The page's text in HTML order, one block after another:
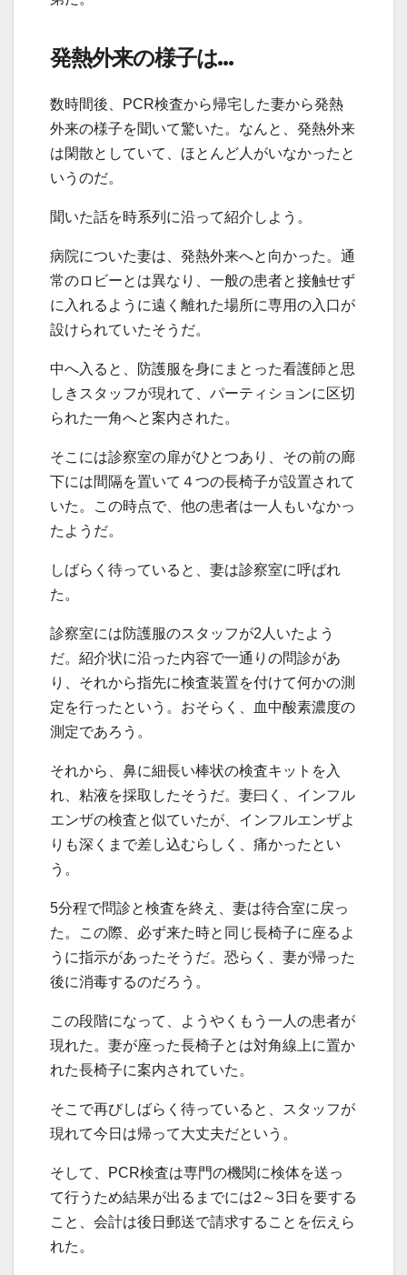
発熱外来の様子は…
数時間後、PCR検査から帰宅した妻から発熱
外来の様子を聞いて驚いた。なんと、発熱外来
は閑散としていて、ほとんど人がいなかったと
いうのだ。
聞いた話を時系列に沿って紹介しよう。
病院についた妻は、発熱外来へと向かった。通
常のロビーとは異なり、一般の患者と接触せず
に入れるように遠く離れた場所に専用の入口が
設けられていたそうだ。
中へ入ると、防護服を身にまとった看護師と思
しきスタッフが現れて、パーティションに区切
られた一角へと案内された。
そこには診察室の扉がひとつあり、その前の廊
下には間隔を置いて４つの長椅子が設置されて
いた。この時点で、他の患者は一人もいなかっ
たようだ。
しばらく待っていると、妻は診察室に呼ばれ
た。
診察室には防護服のスタッフが2人いたよう
だ。紹介状に沿った内容で一通りの問診があ
り、それから指先に検査装置を付けて何かの測
定を行ったという。おそらく、血中酸素濃度の
測定であろう。
それから、鼻に細長い棒状の検査キットを入
れ、粘液を採取したそうだ。妻曰く、インフル
エンザの検査と似ていたが、インフルエンザよ
りも深くまで差し込むらしく、痛かったとい
う。
5分程で問診と検査を終え、妻は待合室に戻っ
た。この際、必ず来た時と同じ長椅子に座るよ
うに指示があったそうだ。恐らく、妻が帰った
後に消毒するのだろう。
この段階になって、ようやくもう一人の患者が
現れた。妻が座った長椅子とは対角線上に置か
れた長椅子に案内されていた。
そこで再びしばらく待っていると、スタッフが
現れて今日は帰って大丈夫だという。
そして、PCR検査は専門の機関に検体を送っ
て行うため結果が出るまでには2～3日を要する
こと、会計は後日郵送で請求することを伝えら
れた。